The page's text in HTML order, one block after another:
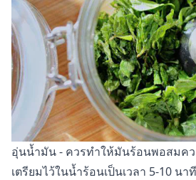
อุ่นน้ำมัน - ควรทำให้มันร้อนพอสมค
เตรียมไว้ในน้ำร้อนเป็นเวลา 5-10 นาที